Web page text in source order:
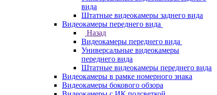
вида
Штатные видеокамеры заднего вида
Видеокамеры переднего вида
Назад
Видеокамеры переднего вида
Универсальные видеокамеры
переднего вида
Штатные видеокамеры переднего вида
Видеокамеры в рамке номерного знака
Видеокамеры бокового обзора